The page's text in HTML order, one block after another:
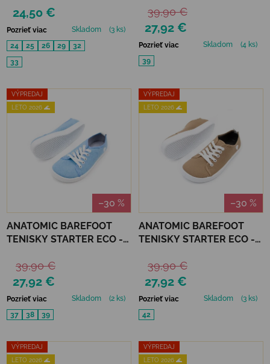
24,50 €
Pozrieť viac Skladom
(3 ks)
24
25 26 29
32
33
27,92 €
39,90 €
Pozrieť viac Skladom
(4 ks)
39
VÝPREDAJ
LETO 2026 🌊
–30 %
ANATOMIC BAREFOOT
TENISKY STARTER ECO -
27,92 €
39,90 €
Pozrieť viac Skladom
(2 ks)
37
38 39
VÝPREDAJ
LETO 2026 🌊
–30 %
ANATOMIC BAREFOOT
TENISKY STARTER ECO -
27,92 €
39,90 €
Pozrieť viac Skladom
(3 ks)
42
VÝPREDAJ
LETO 2026 🌊
VÝPREDAJ
LETO 2026 🌊